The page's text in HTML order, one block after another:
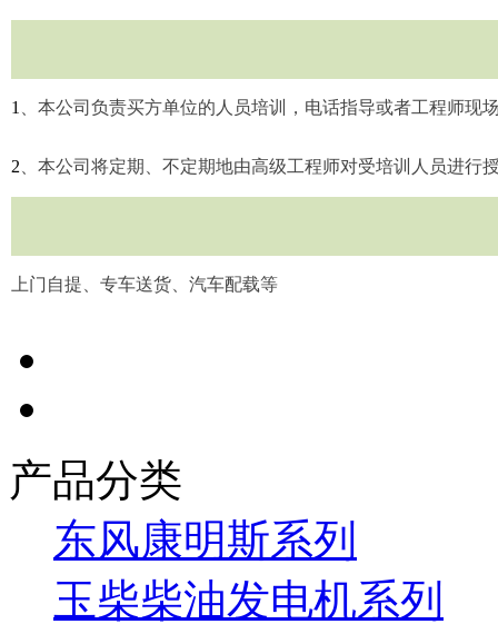
1 、本公司负责买方单位的人员培训，电话指导或者工程师现
2 、本公司将定期、不定期地由高级工程师对受培训人员进
上门自提、专车送货、汽车配载等
产品分类
东风康明斯系列
玉柴柴油发电机系列